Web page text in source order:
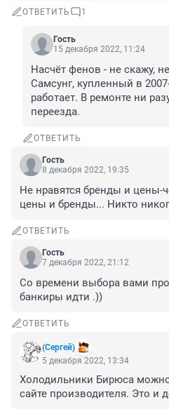
ОТВЕТИТЬ 1
Гость
15 декабря 2022, 11:24
Насчёт фенов - не скажу,
Самсунг, купленный в
работает. В ремонте ни
переезда.
ОТВЕТИТЬ
Гость
8 декабря 2022, 19:35
Не нравятся бренды и цены-
цены и бренды... Никто
ОТВЕТИТЬ
Гость
7 декабря 2022, 21:12
Со времени выбора вами
банкиры идти .))
ОТВЕТИТЬ
(Сергей)
5 декабря 2022, 13:34
Холодильники Бирюса
сайте производителя. Это и